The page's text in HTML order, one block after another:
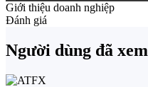
Giới thiệu doanh nghiệp
Đánh giá
Người dùng đã xem